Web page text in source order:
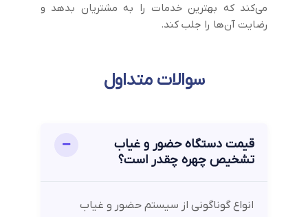
می‌کند که بهترین خدمات را به مشتریان بدهد و
رضایت آن‌ها را جلب کند.
سوالات متداول
قیمت دستگاه حضور و غیاب
تشخیص چهره چقدر است؟
انواع گوناگونی از سیستم حضور و غیاب